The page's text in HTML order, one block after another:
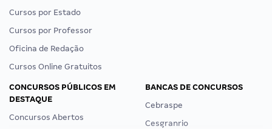
Cursos por Estado
Cursos por Professor
Oficina de Redação
Cursos Online Gratuitos
CONCURSOS PÚBLICOS EM
DESTAQUE
Concursos Abertos
BANCAS DE CONCURSOS
Cebraspe
Cesgranrio